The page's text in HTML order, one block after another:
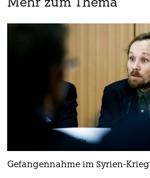
Mehr zum Thema
Gefangennahme im Syrien-Krieg